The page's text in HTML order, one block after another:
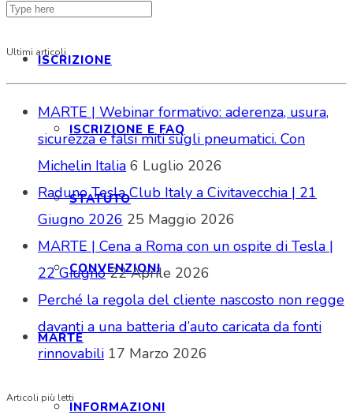
ISCRIZIONE
ISCRIZIONE E FAQ
STATUTO
CONVENZIONI
MARTE
INFORMAZIONI
Ultimi articoli
MARTE | Webinar formativo: aderenza, usura,
sicurezza e falsi miti sugli pneumatici. Con
Michelin Italia 6 Luglio 2026
Raduno Tesla Club Italy a Civitavecchia | 21
Giugno 2026 25 Maggio 2026
MARTE | Cena a Roma con un ospite di Tesla |
22 Giugno 22 Aprile 2026
Perché la regola del cliente nascosto non regge
davanti a una batteria d’auto caricata da fonti
rinnovabili 17 Marzo 2026
Articoli più letti